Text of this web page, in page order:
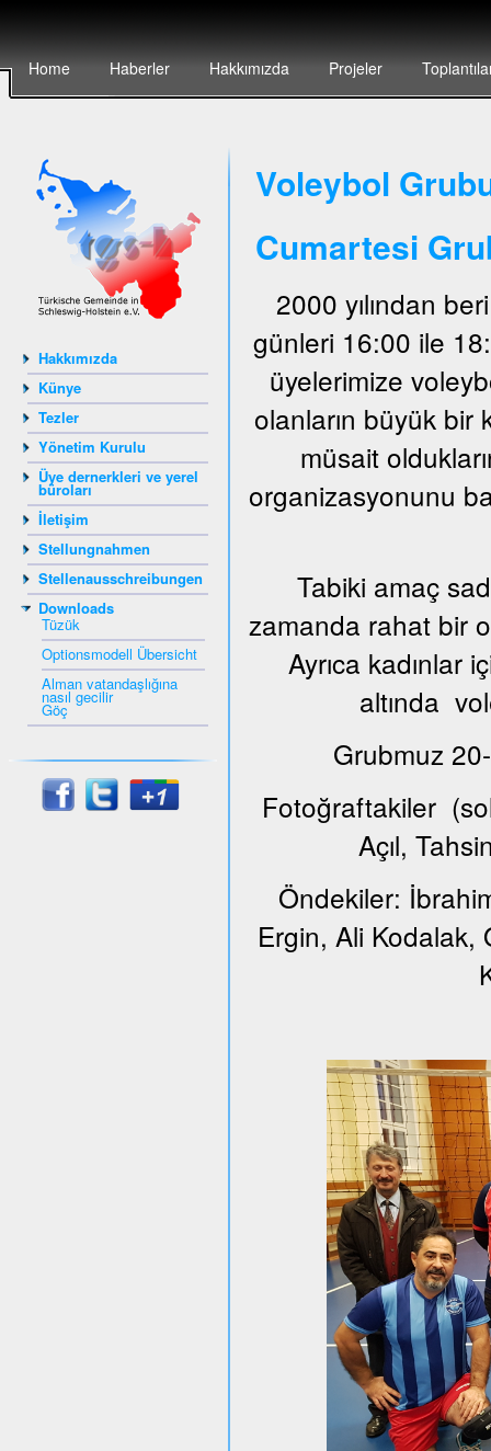
Home Haberler Hakkımızda Projeler
Hakkımızda
Künye
Tezler
Yönetim Kurulu
Üye dernerkleri ve yerel
büroları
İletişim
Stellungnahmen
Stellenausschreibungen
Downloads
Tüzük
Optionsmodell Übersicht
Alman vatandaşlığına
nasıl gecilir
Göç
Voleybol
Cumartesi
2000 yılından
günleri 16:00 ile
üyelerimize
olanların büyük bir
müsait
organizasyonunu
Tabiki amaç
zamanda rahat bir
Ayrıca kadınlar
altında
Grubmuz
Fotoğraftakiler
Açıl,
Öndekiler:
Ergin, Ali Kodalak,